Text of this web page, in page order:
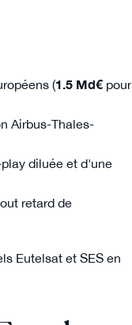
(1.5 Md€ pour
Airbus-Thales-
diluée et d'une
retard de
Eutelsat et SES en